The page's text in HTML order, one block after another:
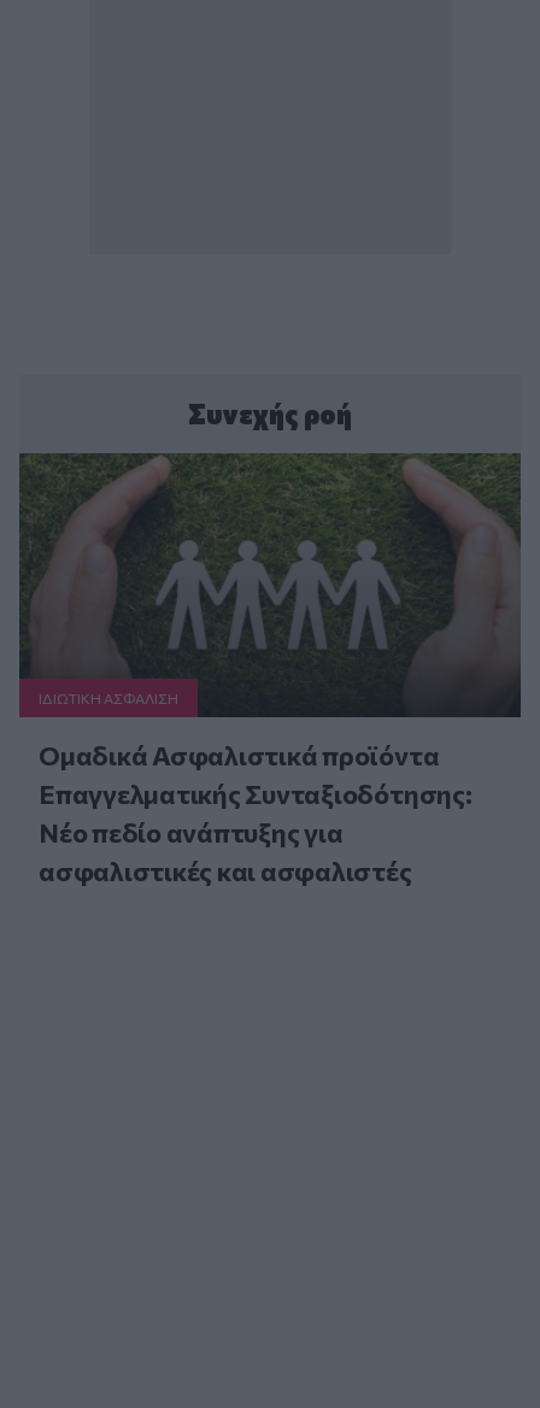
Συνεχής ροή
ΙΔΙΩΤΙΚΗ ΑΣΦAΛΙΣΗ
Ομαδικά Ασφαλιστικά προϊόντα
Επαγγελματικής Συνταξιοδότησης:
Νέο πεδίο ανάπτυξης για
ασφαλιστικές και ασφαλιστές